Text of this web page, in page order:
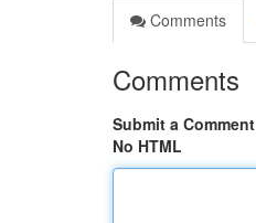
Comments
Comments
Submit a Comment
No HTML